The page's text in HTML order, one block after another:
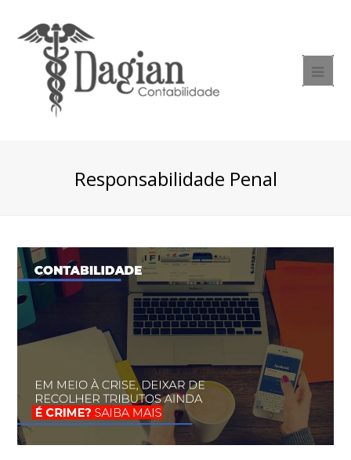
Responsabilidade Penal